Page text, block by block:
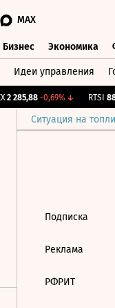
MAX
Бизнес Экономика
Идеи управления
2 285,88 -0,69%↓ RTSI
Ситуация на
Подписка
Реклама
РФРИТ